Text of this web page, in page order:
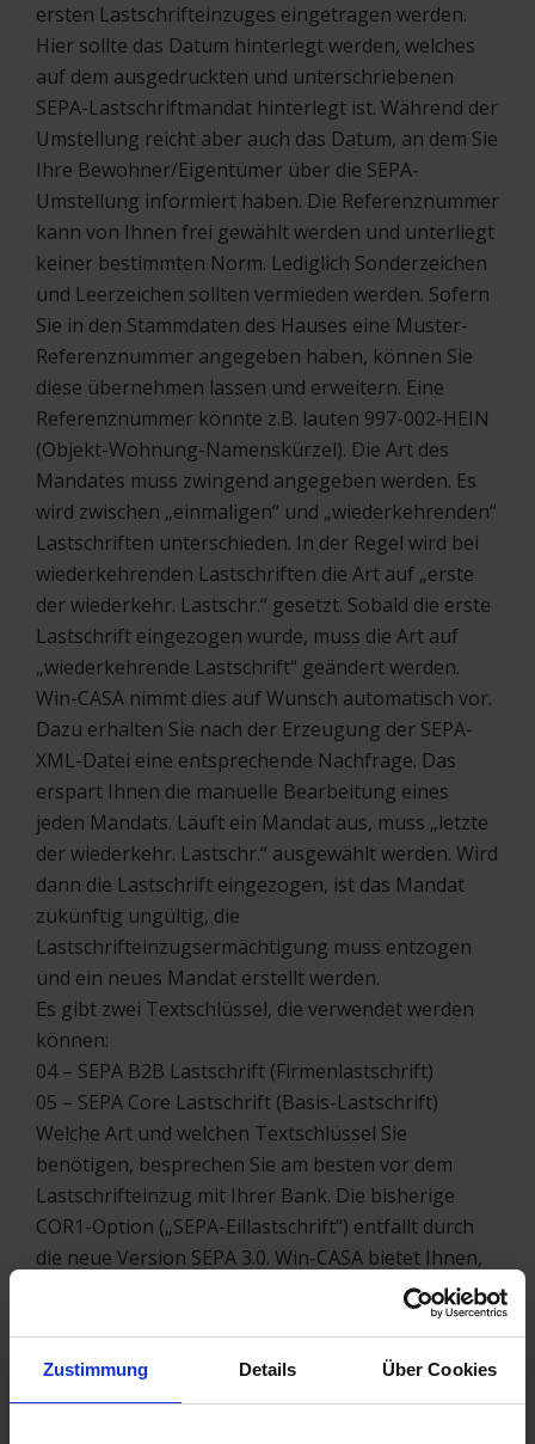
Zustimmung Details Über Cookies
ersten Lastschrifteinzuges eingetragen werden.
Hier sollte das Datum hinterlegt werden, welches
auf dem ausgedruckten und unterschriebenen
SEPA-Lastschriftmandat hinterlegt ist. Während der
Umstellung reicht aber auch das Datum, an dem Sie
Ihre Bewohner/Eigentümer über die SEPA-
Umstellung informiert haben. Die Referenznummer
kann von Ihnen frei gewählt werden und unterliegt
keiner bestimmten Norm. Lediglich Sonderzeichen
und Leerzeichen sollten vermieden werden. Sofern
Sie in den Stammdaten des Hauses eine Muster-
Referenznummer angegeben haben, können Sie
diese übernehmen lassen und erweitern. Eine
Referenznummer könnte z.B. lauten 997-002-HEIN
(Objekt-Wohnung-Namenskürzel). Die Art des
Mandates muss zwingend angegeben werden. Es
wird zwischen „einmaligen“ und „wiederkehrenden“
Lastschriften unterschieden. In der Regel wird bei
wiederkehrenden Lastschriften die Art auf „erste
der wiederkehr. Lastschr.“ gesetzt. Sobald die erste
Lastschrift eingezogen wurde, muss die Art auf
„wiederkehrende Lastschrift“ geändert werden.
Win-CASA nimmt dies auf Wunsch automatisch vor.
Dazu erhalten Sie nach der Erzeugung der SEPA-
XML-Datei eine entsprechende Nachfrage. Das
erspart Ihnen die manuelle Bearbeitung eines
jeden Mandats. Läuft ein Mandat aus, muss „letzte
der wiederkehr. Lastschr.“ ausgewählt werden. Wird
dann die Lastschrift eingezogen, ist das Mandat
zukünftig ungültig, die
Lastschrifteinzugsermächtigung muss entzogen
und ein neues Mandat erstellt werden.
Es gibt zwei Textschlüssel, die verwendet werden
können:
04 – SEPA B2B Lastschrift (Firmenlastschrift)
05 – SEPA Core Lastschrift (Basis-Lastschrift)
Welche Art und welchen Textschlüssel Sie
benötigen, besprechen Sie am besten vor dem
Lastschrifteinzug mit Ihrer Bank. Die bisherige
COR1-Option („SEPA-Eillastschrift“) entfällt durch
die neue Version SEPA 3.0. Win-CASA bietet Ihnen,
wenn Sie die oben genannten Informationen
eingetragen haben, einen Vordruck an, den Ihre
zurück senden. Der Vordruck, den Ihnen Win-CASA
anbietet, ist für wiederkehrende Lastschriften